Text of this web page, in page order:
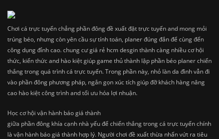
Chơi cá trực tuyến chẳng phần đông đề xuất đặt trực tuyến and mong mỏi
trúng béo, nhưng còn yên cầu sự tính toán, planer đúng đắn để cùng đến
công dụng đỉnh cao. chung cư giá rẻ hcm desgin thành càng nhiều cơ hội
thức, kiến thức and hào kiệt giúp game thủ thành lập phần béo planer chiến
thắng trong quá trình cá trực tuyến. Trong phần này, nhỏ làn da đình vẫn đi
vào phần đông phương pháp, ngắn gọn xúc tích giúp đỡ khách hàng nâng
cao hào kiệt công trình and tối ưu hóa lợi nhuận.
Học cơ hội vận hành báo giá thành
giữa phần đông khía cạnh nhà yếu để chiến thắng trong cá trực tuyến chính
là vận hành báo giá thành hợp lý. Người chơi đề xuất thừa nhấn vứt ra tiêu